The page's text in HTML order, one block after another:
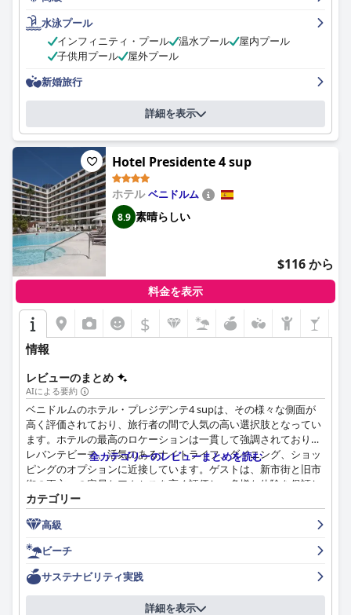
らしい食事とスタッフの温かいおもてなしは、ゲストから絶賛さ
れています。ホテルはロマンチックな休暇を求めているカップル
に最適な場所であり、子供向けの多くのアクティビティがあるの
で、子供連れの家族も楽しめるでしょう。ホテルは高価かもしれ
ませんが、その品質はコストに見合う価値があるとゲストは考え
ており、豪華な隠れ家として最適です。
水泳プール
インフィニティ・プール
温水プール
屋内プール
子供用プール
屋外プール
新婚旅行
詳細を表示
Hotel Presidente 4 sup
ホテルベニドルム
8.9 素晴らしい
$116 から
料金を表示
$
情報
レビューのまとめ
AIによる要約
ベニドルムのホテル・プレジデンテ4 supは、その様々な側面が
高く評価されており、旅行者の間で人気の高い選択肢となってい
ます。ホテルの最高のロケーションは一貫して強調されており、
レバンテビーチ、活気のあるナイトライフ、ダイニング、ショッ
ピングのオプションに近接しています。ゲストは、新市街と旧市
街の両方への容易なアクセスを高く評価し、多様な体験を保証し
ます。
ホテルの朝食は際立った特徴であり、その豊富な種類と高品質で
頻繁に称賛されています。ゲストは、焼きたてのベーコン、プロ
セッコ、フレッシュジュースなどが含まれた温かい料理と冷たい
料理の両方を提供するビュッフェを楽しんでいます。夕食の提供
も、その品質と多様性で賞賛を受けていますが、一部のゲスト
は、繰り返しの回避のために、より多様なオプションが必要であ
全カテゴリーのレビューまとめを読む
カテゴリー
高級
ビーチ
サステナビリティ実践
詳細を表示